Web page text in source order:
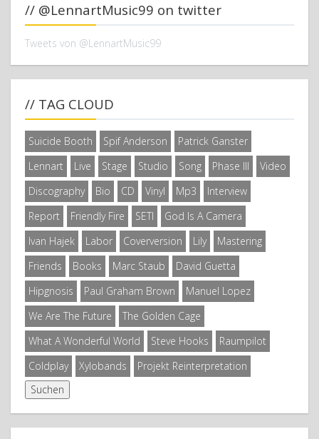
// @LennartMusic99 on twitter
Tweets von @LennartMusic99
// TAG CLOUD
Suicide Booth Spif Anderson
Patrick Ganster
Lennart
Live Stage Studio Song Phase III
Video
Discography
Bio CD Vinyl Mp3
Interview
Report
Friendly Fire SETI
God Is A Camera
Ivan Hajek
Labor Coverversion Lily
Mastering
Friends
Books Marc Staub
David Guetta
Hipgnosis
Paul Graham Brown
Manuel Lopez
We Are The Future
The Golden Cage
What A Wonderful World
Steve Hooks
Raumpilot
Coldplay
Xylobands Projekt Reinterpretation